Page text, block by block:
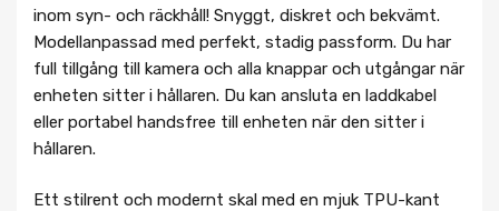
inom syn- och räckhåll! Snyggt, diskret och bekvämt.
Modellanpassad med perfekt, stadig passform. Du har
full tillgång till kamera och alla knappar och utgångar när
enheten sitter i hållaren. Du kan ansluta en laddkabel
eller portabel handsfree till enheten när den sitter i
hållaren.
Ett stilrent och modernt skal med en mjuk TPU-kant